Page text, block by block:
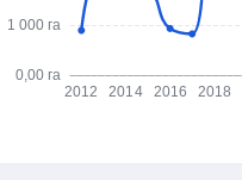
0,00 га
1 000 га
2012 2014 2016 2018